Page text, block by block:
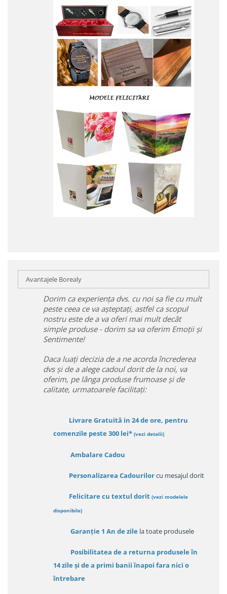
Avantajele Borealy
Dorim ca experiența dvs. cu noi sa fie cu mult
peste ceea ce va așteptați, astfel ca scopul
nostru este de a va oferi mai mult decât
simple produse - dorim sa va oferim Emoții și
Sentimente!
Daca luați decizia de a ne acorda încrederea
dvs și de a alege cadoul dorit de la noi, va
oferim, pe lânga produse frumoase și de
calitate, urmatoarele facilitați:
Livrare Gratuită in 24 de ore, pentru
comenzile peste 300 lei* (vezi detalii)
Ambalare Cadou
Personalizarea Cadourilorcu mesajul dorit
Felicitare cu textul dorit (vezi modelele
disponibile)
Garanție 1 An de zile la toate produsele
Posibilitatea de a returna produsele în
14 zileși de a primi banii înapoi fara nici o
întrebare